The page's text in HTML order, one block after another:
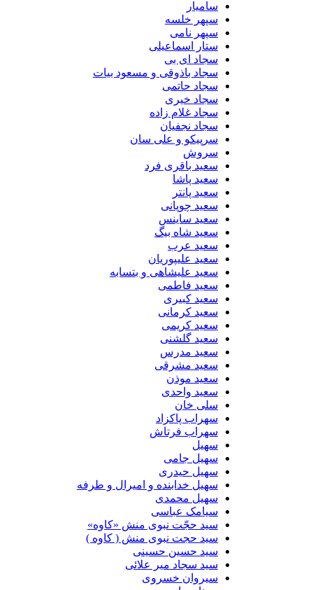
سامیار
سپهر خلسه
سپهر نامی
ستار اسماعیلی
سجاد ای بی
سجاد باذوقی و مسعود بیات
سجاد حاتمی
سجاد خیری
سجاد غلام زاده
سجاد نجفیان
سرپیکو و علی سان
سروش
سعید باقری فرد
سعید پاشا
سعید پانتر
سعید چوپانی
سعید ساینس
سعید شاه بیگ
سعید عرب
سعید علیپوریان
سعید علیشاهی و بتسابه
سعید فاطمی
سعید کبیری
سعید کرمانی
سعید کریمی
سعید گلشنی
سعید مدرس
سعید مشرقی
سعید موذن
سعید واحدی
سلی خان
سهراب پاکزاد
سهراب فرتاش
سهیل جامی
سهیل حیدری
سهیل خدابنده و امیرال و طرفه
سهیل محمدی
سیامک عباسی
سید حجّت نبوی منش «کاوه»
سید حجت نبوی منش ( کاوه )
سید حسین حسینى
سید سجاد میر علائی
سیروان خسروی